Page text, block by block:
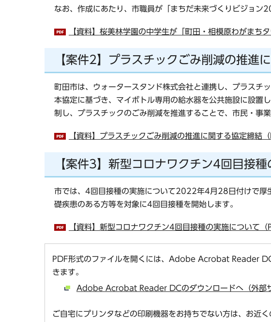
なお、作成にあたり、市職員が「まちだ未来づくりビジョン
【資料】桜美林学園の中学生が「町田・相模原わがまち
【案件2】プラスチックごみ削減の推進
町田市は、ウォータースタンド株式会社と連携し、プラスチ
本協定に基づき、マイボトル専用の給水器を公共施設に設置
制し、プラスチックのごみ削減を推進することで、市民・事
【資料】プラスチックごみ削減の推進に関する協定締結
【案件3】新型コロナワクチン4回目接
市では、4回目接種の実施について2022年4月28日付けで厚
礎疾患のある方等を対象に4回目接種を開始します。
【資料】新型コロナワクチン4回目接種の実施について（
PDF形式のファイルを開くには、Adobe Acrobat Reader
きます。
Adobe Acrobat Reader DCのダウンロードへ（外部
ご自宅にプリンタなどの印刷機器をお持ちでない方は、お近